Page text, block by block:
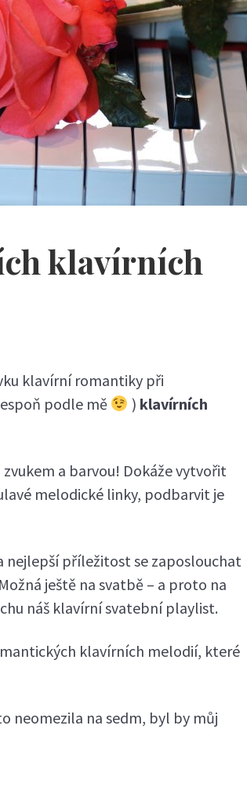
klavírních
klavírní romantiky při
podle mě ) klavírních
a barvou! Dokáže vytvořit
melodické linky, podbarvit je
nejlepší příležitost se zaposlouchat
ještě na svatbě – a proto na
náš klavírní svatební playlist.
klavírních melodií, které
neomezila na sedm, byl by můj